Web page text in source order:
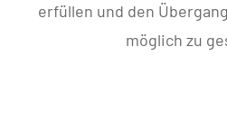
erfüllen und den
möglich zu